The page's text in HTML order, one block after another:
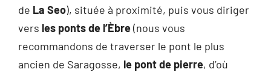
de La Seo), située à proximité, puis vous diriger
vers les ponts de l’Èbre(nous vous
recommandons de traverser le pont le plus
ancien de Saragosse, le pont de pierre, d’où